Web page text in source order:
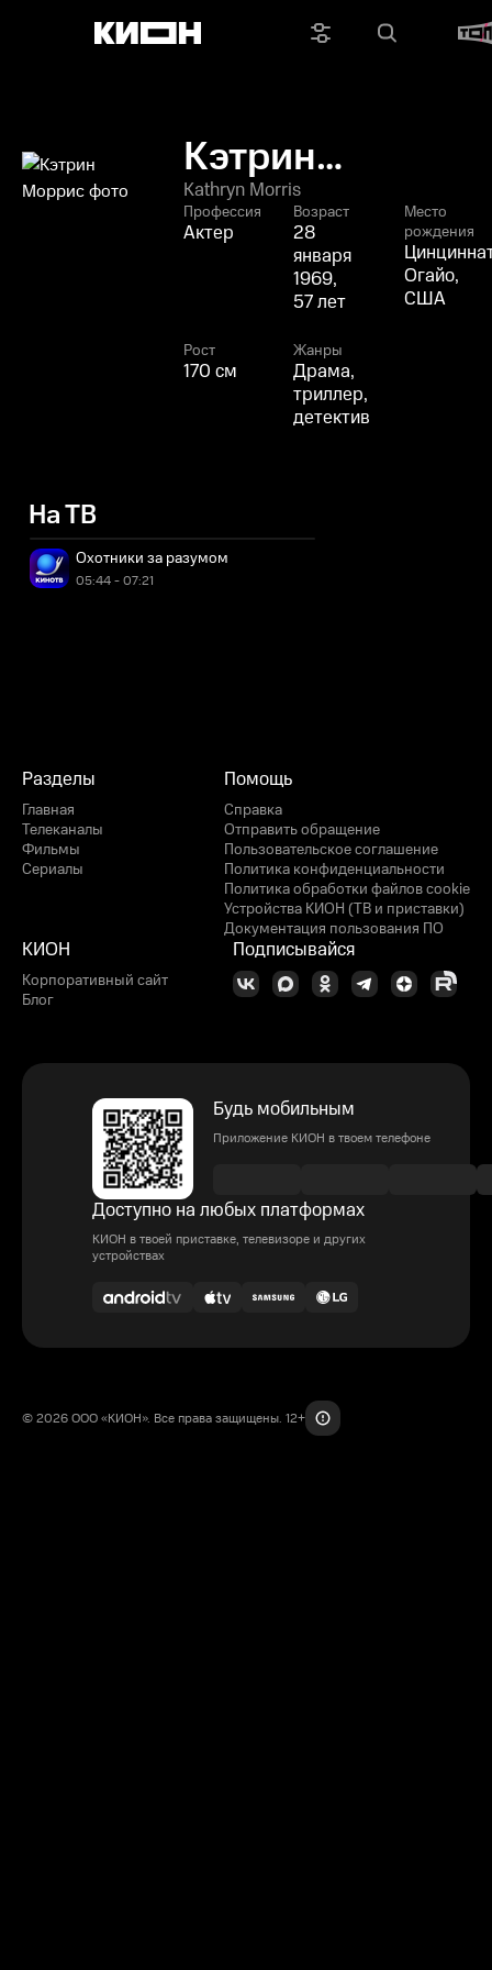
Кэтрин
Моррис
Kathryn Morris
Профессия
Актер
Возраст
28
января
1969,
57 лет
Место
рождения
Огайо,
США
Рост
170 см
Жанры
Драма,
триллер,
детектив
На ТВ
Охотники за разумом
05:44 - 07:21
Разделы
Главная
Телеканалы
Фильмы
Сериалы
Помощь
Справка
Отправить обращение
Пользовательское соглашение
Политика конфиденциальности
Политика обработки файлов cookie
Устройства КИОН (ТВ и приставки)
Документация пользования ПО
КИОН
Корпоративный сайт
Блог
Подписывайся
Будь мобильным
Приложение КИОН в твоем телефоне
Доступно на любых платформах
КИОН в твоей приставке, телевизоре и других
устройствах
© 2026 ООО «КИОН». Все права защищены. 12+